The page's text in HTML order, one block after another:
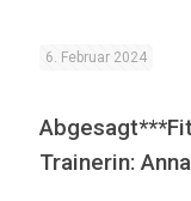
6. Februar 2024
Trainerin: